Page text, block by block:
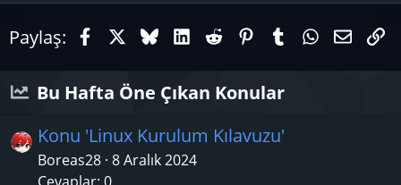
Paylaş: FacebookX (Twitter)
BlueskyLinkedIn
RedditPinterestTumblrE-
Bu Hafta Öne Çıkan Konular
Konu 'Linux Kurulum Kılavuzu'
Boreas28 8 Aralık 2024